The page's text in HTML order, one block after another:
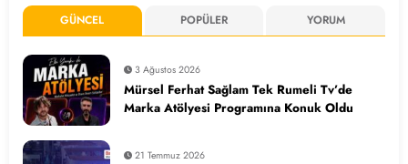
GÜNCEL POPÜLER YORUM
3 Ağustos 2026
Mürsel Ferhat Sağlam Tek Rumeli Tv’de
Marka Atölyesi Programına Konuk Oldu
21 Temmuz 2026